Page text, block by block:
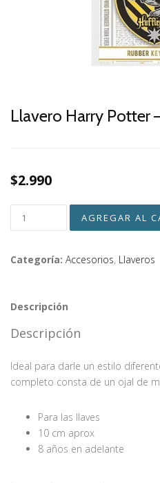
Llavero Harry Potter
$2.990
Categoría: Accesorios, Llaveros
Descripción
Descripción
Ideal para darle un estilo
completo consta de un ojal de
Para las llaves
10 cm aprox
8 años en adelante